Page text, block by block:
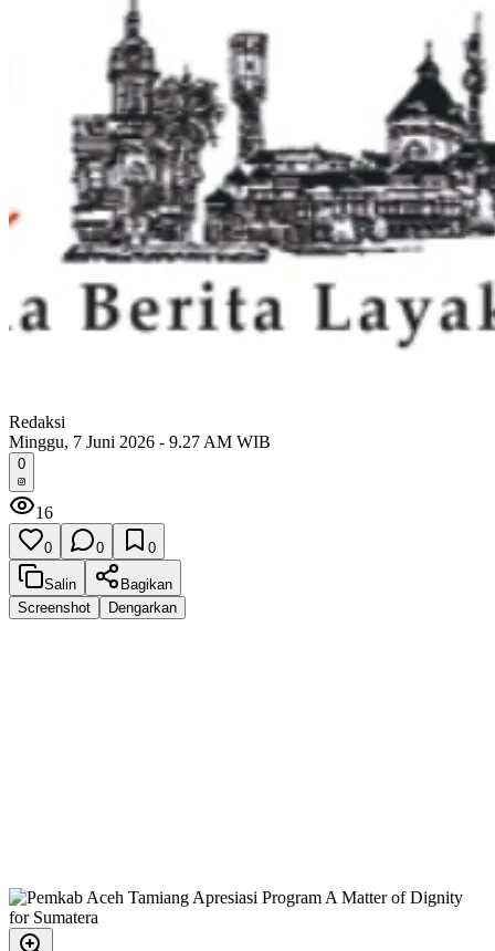
Redaksi
Minggu, 7 Juni 2026 - 9.27 AM WIB
0
16
0 0 0
Salin
Bagikan
Screenshot
Dengarkan